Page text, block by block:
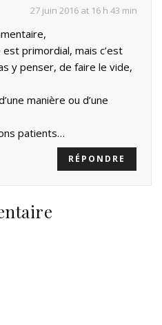
27 juin 2016 at 16 h 43 min
primordial, mais c’est
y penser, de faire le vide,
manière ou d’une
patients…
RÉPONDRE